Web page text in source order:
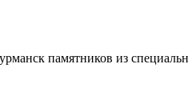
памятников из